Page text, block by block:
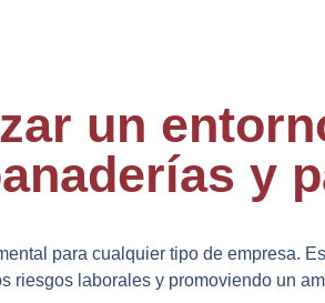
un
y
para cualquier tipo de empresa.
riesgos laborales y promoviendo un